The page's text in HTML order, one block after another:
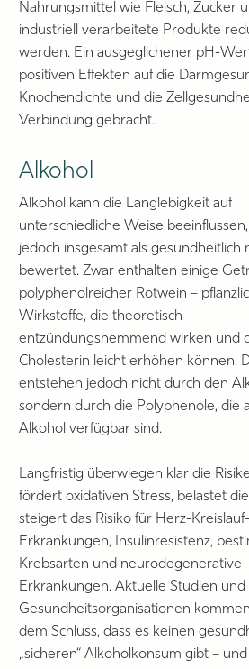
Nahrungsmittel wie Fleisch, Zucker
industriell verarbeitete Produkte
werden. Ein ausgeglichener pH-
positiven Effekten auf die
Knochendichte und die
Verbindung gebracht.
Alkohol
Alkohol kann die Langlebigkeit auf
unterschiedliche Weise
jedoch insgesamt als gesundheitlich
bewertet. Zwar enthalten einige
polyphenolreicher Rotwein –
Wirkstoffe, die theoretisch
entzündungshemmend wirken und
Cholesterin leicht erhöhen können.
entstehen jedoch nicht durch den
sondern durch die Polyphenole, die
Alkohol verfügbar sind.
Langfristig überwiegen klar die
fördert oxidativen Stress, belastet
steigert das Risiko für Herz-Kreislauf-
Erkrankungen, Insulinresistenz,
Krebsarten und neurodegenerative
Erkrankungen. Aktuelle Studien und
Gesundheitsorganisationen
dem Schluss, dass es keinen
„sicheren“ Alkoholkonsum gibt –